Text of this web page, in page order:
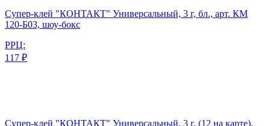
Супер-клей "КОНТАКТ" Универсальный, 3 г, бл., арт. КМ
120-Б03, шоу-бокс
РРЦ:
117 ₽
Супер-клей "КОНТАКТ" Универсальный, 3 г, (12 на карте),